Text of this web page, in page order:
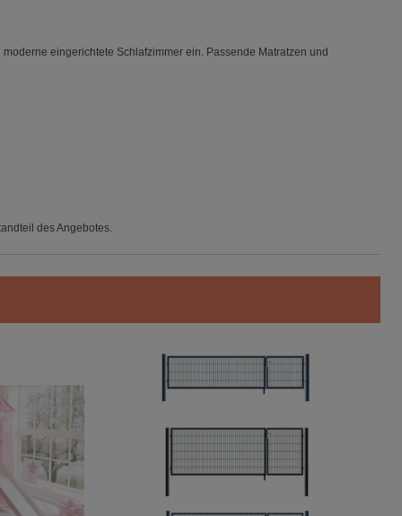
eingerichtete Schlafzimmer ein. Passende Matratzen und
des Angebotes.